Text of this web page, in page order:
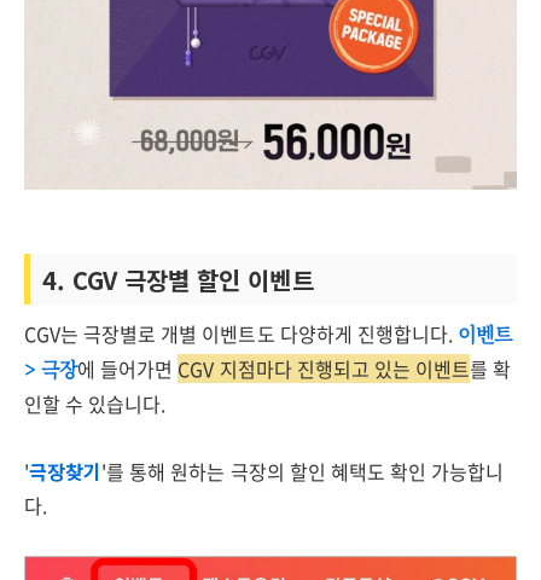
4. CGV 극장별 할인 이벤트
CGV는 극장별로 개별 이벤트도 다양하게 진행합니다. 이벤트
> 극장에 들어가면 CGV 지점마다 진행되고 있는 이벤트를 확
인할 수 있습니다.
'극장찾기'를 통해 원하는 극장의 할인 혜택도 확인 가능합니
다.